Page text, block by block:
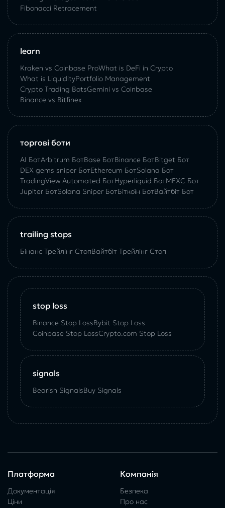
Fibonacci Retracement
learn
Kraken vs Coinbase ProWhat is DeFi in Crypto
What is LiquidityPortfolio Management
Crypto Trading BotsGemini vs Coinbase
Binance vs Bitfinex
торгові боти
AI БотArbitrum БотBase БотBinance БотBitget Бот
DEX gems sniper БотEthereum БотSolana Бот
TradingView Automated БотHyperliquid БотMEXC Бот
Jupiter БотSolana Sniper БотБіткоїн БотВайтбіт Бот
trailing stops
Бінанс Трейлінг СтопВайтбіт Трейлінг Стоп
stop loss
Binance Stop LossBybit Stop Loss
Coinbase Stop LossCrypto.com Stop Loss
signals
Bearish SignalsBuy Signals
Платформа
Документація
Ціни
Компанія
Безпека
Про нас